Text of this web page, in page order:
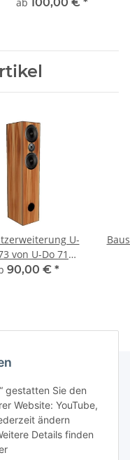
U-
von U-Do 71
Passiv
90,00 € *
gestatten Sie den
Website: YouTube,
ändern
Details finden